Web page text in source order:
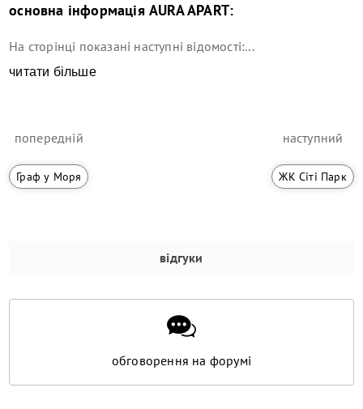
основна інформаціяAURA APART:
На сторінці показані наступні відомості:...
читати більше
попередній
Граф у Моря
наступний
ЖК Сіті Парк
відгуки
обговорення на форумі